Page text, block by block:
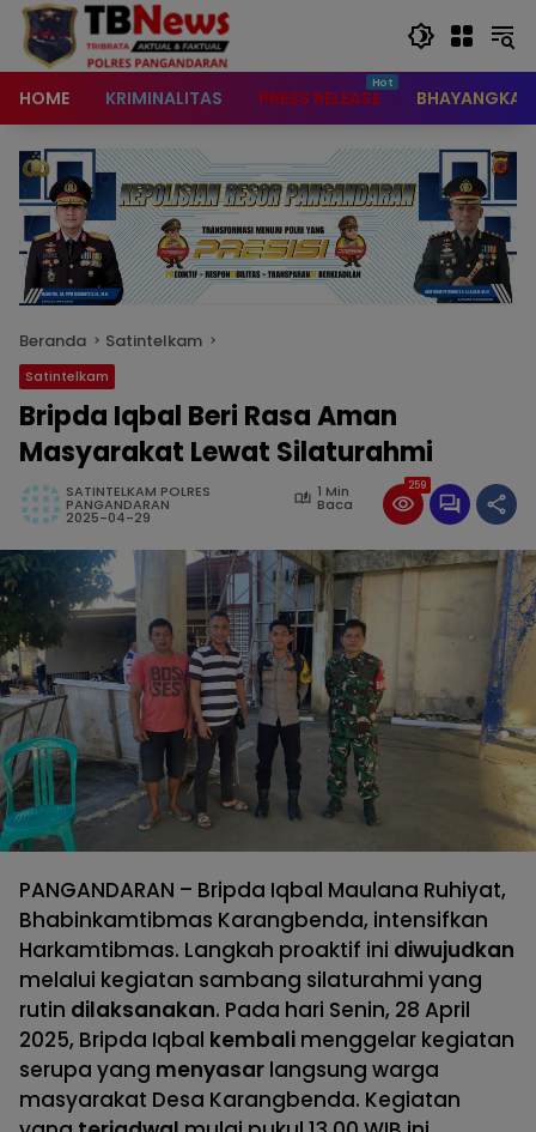
content
HOME KRIMINALITAS PRESS RELEASE BHAYANGKARI
Beranda Satintelkam
Satintelkam
Bripda Iqbal Beri Rasa Aman
Masyarakat Lewat Silaturahmi
SATINTELKAM POLRES
PANGANDARAN
1 Min
Baca
2025-04-29
259
PANGANDARAN – Bripda Iqbal Maulana Ruhiyat,
Bhabinkamtibmas Karangbenda, intensifkan
Harkamtibmas. Langkah proaktif ini diwujudkan
melalui kegiatan sambang silaturahmi yang
rutin dilaksanakan. Pada hari Senin, 28 April
2025, Bripda Iqbal kembali menggelar kegiatan
serupa yang menyasar langsung warga
masyarakat Desa Karangbenda. Kegiatan